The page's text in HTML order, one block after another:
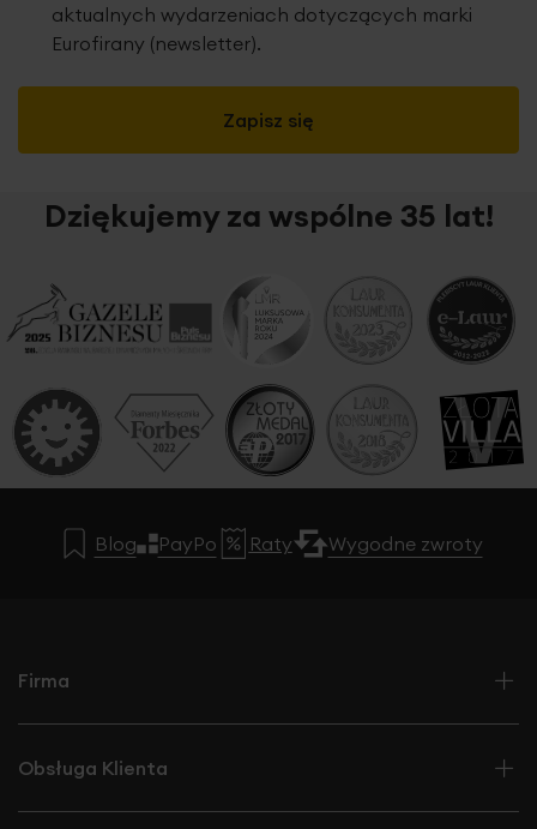
Zapisz się
aktualnych wydarzeniach dotyczących marki
Eurofirany (newsletter).
Dziękujemy za wspólne 35 lat!
Blog PayPo Raty Wygodne zwroty
Firma
Obsługa Klienta